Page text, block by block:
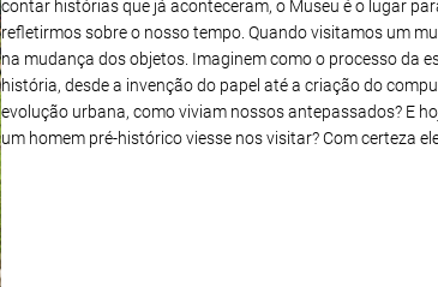
contar histórias que já aconteceram, o Museu é o lugar
refletirmos sobre o nosso tempo. Quando visitamos um
na mudança dos objetos. Imaginem como o processo da
história, desde a invenção do papel até a criação do
evolução urbana, como viviam nossos antepassados? E
um homem pré-histórico viesse nos visitar? Com certeza